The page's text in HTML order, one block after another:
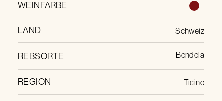
WEINFARBE
LAND Schweiz
REBSORTE Bondola
REGION Ticino